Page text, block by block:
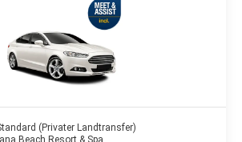
(Privater Landtransfer)
Beach Resort & Spa